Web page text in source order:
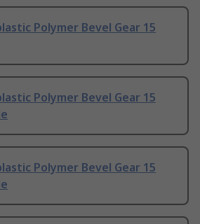
Polymer Bevel Gear 15
Polymer Bevel Gear 15
Polymer Bevel Gear 15